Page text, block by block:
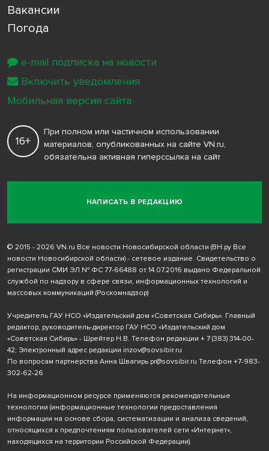
Вакансии
Погода
НАПИСАТЬ В РЕДАКЦИЮ
16+
При полном или частичном использовании
материалов, опубликованных на сайте VN.ru,
обязательна активная гиперссылка на сайт
© 2015 - 2026 VN.ru Все новости Новосибирской области (ВН.ру Все
новости Новосибирской области) - сетевое издание. Свидетельство о
регистрации СМИ ЭЛ № ФС 77-66488 от 14.07.2016 выдано Федеральной
службой по надзору в сфере связи, информационных технологий и
массовых коммуникаций (Роскомнадзор)
Учредитель ГАУ НСО «Издательский дом «Советская Сибирь». Главный
редактор, руководитель-директор ГАУ НСО «Издательский дом
«Советская Сибирь» - Шрейтер Н.В. Телефон редакции + 7 (383) 314-00-
42; Электронный адрес редакции inzov@sovsibir.ru
По вопросам партнерства Анна Швагирь pr@sovsibir.ru Телефон +7-983-
302-62-26
На информационном ресурсе применяются рекомендательные
технологии (информационные технологии предоставления
информации на основе сбора, систематизации и анализа сведений,
относящихся к предпочтениям пользователей сети «Интернет»,
находящихся на территории Российской Федерации).
e-mail подписка на новости
Включить уведомления
Мобильная версия сайта